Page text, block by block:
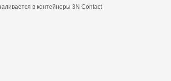
в контейнеры 3N Contact